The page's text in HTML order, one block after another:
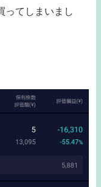
ってしまいまし